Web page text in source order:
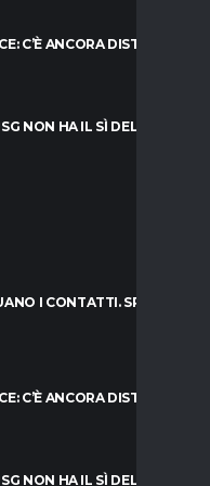
C’È ANCORA DISTANZA
NON HA IL SÌ DEL PARMA
I CONTATTI. SPUNTA
C’È ANCORA DISTANZA
NON HA IL SÌ DEL PARMA